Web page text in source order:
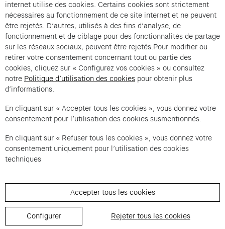
Caroline Poggi et Jonathan Vinel en conversation
avec Béatrice Grenier. Conversation Générale est
une offre de Cartier et Compagnie .
Informations légales de l’organisateur(s'ouvre dans un nouvel
Protection des données de l’organisateur (s'ouvre dans un
Conditions générales de vente de l’organisateur(s'ouvre dans
CHANGER DE LANGUE
Paramètres des cookies(s'ouvre dans un nouvel onglet)
Politique de confidentialité des données
(s'ouvre dans un
Accessibilité
Besoin d'aide ?(s'ouvre dans un nouvel onglet)
internet utilise des cookies. Certains cookies sont strictement
nécessaires au fonctionnement de ce site internet et ne peuvent
être rejetés. D’autres, utilisés à des fins d’analyse, de
fonctionnement et de ciblage pour des fonctionnalités de partage
sur les réseaux sociaux, peuvent être rejetés.Pour modifier ou
retirer votre consentement concernant tout ou partie des
cookies, cliquez sur « Configurez vos cookies » ou consultez
notre Politique d’utilisation des cookies pour obtenir plus
d’informations.
En cliquant sur « Accepter tous les cookies », vous donnez votre
consentement pour l’utilisation des cookies susmentionnés.
En cliquant sur « Refuser tous les cookies », vous donnez votre
consentement uniquement pour l’utilisation des cookies
techniques
Accepter tous les cookies
Configurer Rejeter tous les cookies